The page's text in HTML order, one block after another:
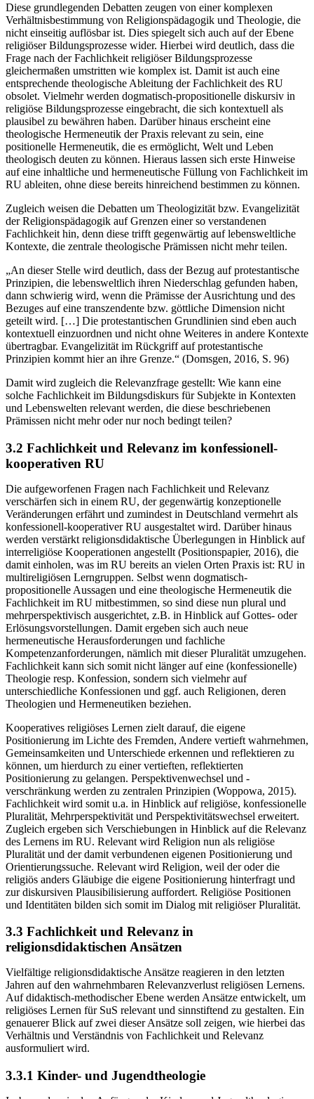
Diese grundlegenden Debatten zeugen von einer komplexen
Verhältnisbestimmung von Religionspädagogik und Theologie, die
nicht einseitig auflösbar ist. Dies spiegelt sich auch auf der Ebene
religiöser Bildungsprozesse wider. Hierbei wird deutlich, dass die
Frage nach der Fachlichkeit religiöser Bildungsprozesse
gleichermaßen umstritten wie komplex ist. Damit ist auch eine
entsprechende theologische Ableitung der Fachlichkeit des RU
obsolet. Vielmehr werden dogmatisch-propositionelle diskursiv in
religiöse Bildungsprozesse eingebracht, die sich kontextuell als
plausibel zu bewähren haben. Darüber hinaus erscheint eine
theologische Hermeneutik der Praxis relevant zu sein, eine
positionelle Hermeneutik, die es ermöglicht, Welt und Leben
theologisch deuten zu können. Hieraus lassen sich erste Hinweise
auf eine inhaltliche und hermeneutische Füllung von Fachlichkeit im
RU ableiten, ohne diese bereits hinreichend bestimmen zu können.
Zugleich weisen die Debatten um Theologizität bzw. Evangelizität
der Religionspädagogik auf Grenzen einer so verstandenen
Fachlichkeit hin, denn diese trifft gegenwärtig auf lebensweltliche
Kontexte, die zentrale theologische Prämissen nicht mehr teilen.
„An dieser Stelle wird deutlich, dass der Bezug auf protestantische
Prinzipien, die lebensweltlich ihren Niederschlag gefunden haben,
dann schwierig wird, wenn die Prämisse der Ausrichtung und des
Bezuges auf eine transzendente bzw. göttliche Dimension nicht
geteilt wird. […] Die protestantischen Grundlinien sind eben auch
kontextuell einzuordnen und nicht ohne Weiteres in andere Kontexte
übertragbar. Evangelizität im Rückgriff auf protestantische
Prinzipien kommt hier an ihre Grenze.“ (Domsgen, 2016, S. 96)
Damit wird zugleich die Relevanzfrage gestellt: Wie kann eine
solche Fachlichkeit im Bildungsdiskurs für Subjekte in Kontexten
und Lebenswelten relevant werden, die diese beschriebenen
Prämissen nicht mehr oder nur noch bedingt teilen?
3.2 Fachlichkeit und Relevanz im konfessionell-
kooperativen RU
Die aufgeworfenen Fragen nach Fachlichkeit und Relevanz
verschärfen sich in einem RU, der gegenwärtig konzeptionelle
Veränderungen erfährt und zumindest in Deutschland vermehrt als
konfessionell-kooperativer RU ausgestaltet wird. Darüber hinaus
werden verstärkt religionsdidaktische Überlegungen in Hinblick auf
interreligiöse Kooperationen angestellt (Positionspapier, 2016), die
damit einholen, was im RU bereits an vielen Orten Praxis ist: RU in
multireligiösen Lerngruppen. Selbst wenn dogmatisch-
propositionelle Aussagen und eine theologische Hermeneutik die
Fachlichkeit im RU mitbestimmen, so sind diese nun plural und
mehrperspektivisch ausgerichtet, z.B. in Hinblick auf Gottes- oder
Erlösungsvorstellungen. Damit ergeben sich auch neue
hermeneutische Herausforderungen und fachliche
Kompetenzanforderungen, nämlich mit dieser Pluralität umzugehen.
Fachlichkeit kann sich somit nicht länger auf eine (konfessionelle)
Theologie resp. Konfession, sondern sich vielmehr auf
unterschiedliche Konfessionen und ggf. auch Religionen, deren
Theologien und Hermeneutiken beziehen.
Kooperatives religiöses Lernen zielt darauf, die eigene
Positionierung im Lichte des Fremden, Andere vertieft wahrnehmen,
Gemeinsamkeiten und Unterschiede erkennen und reflektieren zu
können, um hierdurch zu einer vertieften, reflektierten
Positionierung zu gelangen. Perspektivenwechsel und -
verschränkung werden zu zentralen Prinzipien (Woppowa, 2015).
Fachlichkeit wird somit u.a. in Hinblick auf religiöse, konfessionelle
Pluralität, Mehrperspektivität und Perspektivitätswechsel erweitert.
Zugleich ergeben sich Verschiebungen in Hinblick auf die Relevanz
des Lernens im RU. Relevant wird Religion nun als religiöse
Pluralität und der damit verbundenen eigenen Positionierung und
Orientierungssuche. Relevant wird Religion, weil der oder die
religiös anders Gläubige die eigene Positionierung hinterfragt und
zur diskursiven Plausibilisierung auffordert. Religiöse Positionen
und Identitäten bilden sich somit im Dialog mit religiöser Pluralität.
3.3 Fachlichkeit und Relevanz in
religionsdidaktischen Ansätzen
Vielfältige religionsdidaktische Ansätze reagieren in den letzten
Jahren auf den wahrnehmbaren Relevanzverlust religiösen Lernens.
Auf didaktisch-methodischer Ebene werden Ansätze entwickelt, um
religiöses Lernen für SuS relevant und sinnstiftend zu gestalten. Ein
genauerer Blick auf zwei dieser Ansätze soll zeigen, wie hierbei das
Verhältnis und Verständnis von Fachlichkeit und Relevanz
ausformuliert wird.
3.3.1 Kinder- und Jugendtheologie